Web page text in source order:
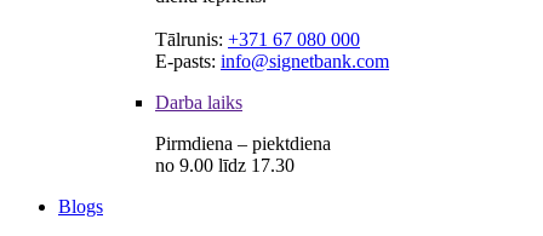
Tālrunis: +371 67 080 000
E-pasts: info@signetbank.com
Darba laiks
Pirmdiena – piektdiena
no 9.00 līdz 17.30
Blogs